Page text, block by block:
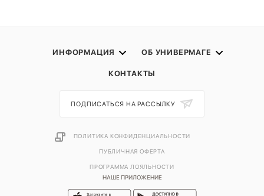
ИНФОРМАЦИЯ ОБ УНИВЕРМАГЕ
КОНТАКТЫ
НАШЕ ПРИЛОЖЕНИЕ
ПОДПИСАТЬСЯ НА РАССЫЛКУ
ПОЛИТИКА КОНФИДЕНЦИАЛЬНОСТИ
ПУБЛИЧНАЯ ОФЕРТА
ПРОГРАММА ЛОЯЛЬНОСТИ